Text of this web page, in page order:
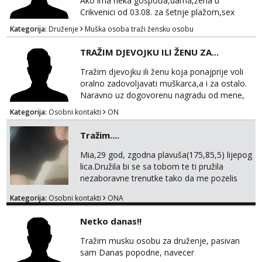
Crikvenici od 03.08. za šetnje plažom,sex
,ljetnu romansu...
Kategorija: Druženje Muška osoba traži žensku osobu
TRAŽIM DJEVOJKU ILI ŽENU ZA...
Tražim djevojku ili ženu koja ponajprije voli
oralno zadovoljavati muškarca,a i za ostalo.
Naravno uz dogovorenu nagradu od mene,
Kategorija: Osobni kontakti ON
Tražim....
Mia,29 god, zgodna plavuša(175,85,5) lijepog
lica.Družila bi se sa tobom te ti pružila
nezaboravne trenutke tako da me pozelis
Uvjet-tvoj prostor/hotel....Za online dogovor..
te..
Kategorija: Osobni kontakti ONA
Netko danas!!
Tražim musku osobu za druženje, pasivan
sam Danas popodne, navecer